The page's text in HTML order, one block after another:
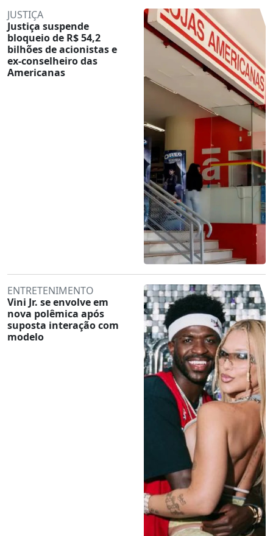
JUSTIÇA
Justiça suspende
bloqueio de R$ 54,2
bilhões de acionistas e
ex-conselheiro das
Americanas
ENTRETENIMENTO
Vini Jr. se envolve em
nova polêmica após
suposta interação com
modelo